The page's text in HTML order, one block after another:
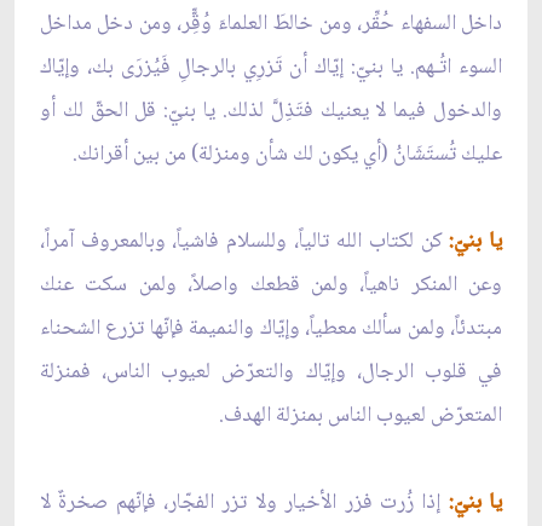
داخل السفهاء حُقِّر، ومن خالطَ العلماءَ وُقِّّر، ومن دخل مداخل
السوء اتُـهم. يا بنيّ: إيّاك أن تَزرِي بالرجالِ فَيُزرَى بك، وإيّاك
والدخول فيما لا يعنيك فتَذِلَّ لذلك. يا بنيّ: قل الحقّ لك أو
عليك تُستَشَانُ (أي يكون لك شأن ومنزلة) من بين أقرانك.
يا بنيّ:كن لكتاب الله تالياً، وللسلام فاشياً، وبالمعروف آمراً،
وعن المنكر ناهياً، ولمن قطعك واصلاً، ولمن سكت عنك
مبتدئاً، ولمن سألك معطياً، وإيّاك والنميمة فإنّها تزرع الشحناء
في قلوب الرجال، وإيّاك والتعرّض لعيوب الناس، فمنزلة
المتعرّض لعيوب الناس بمنزلة الهدف.
يا بنيّ: إذا زُرت فزر الأخيار ولا تزر الفجّار، فإنّهم صخرةٌ لا